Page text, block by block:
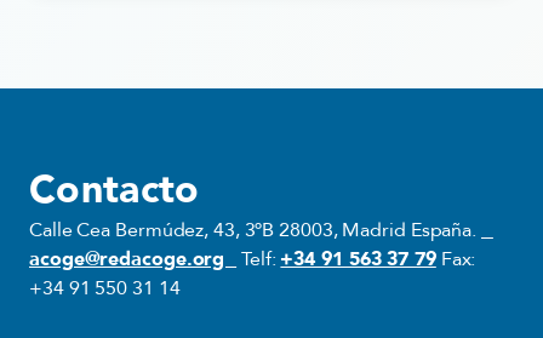
Contacto
Calle Cea Bermúdez, 43, 3ºB 28003, Madrid España.
acoge@redacoge.org
Telf: +34 91 563 37 79Fax:
+34 91 550 31 14